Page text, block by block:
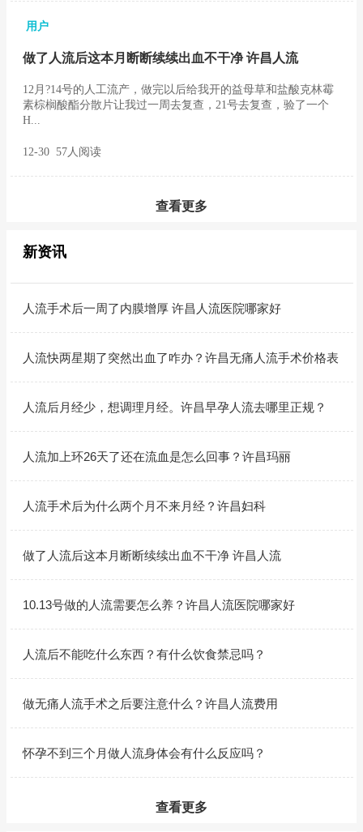
用户
做了人流后这本月断断续续出血不干净 许昌人流
12月?14号的人工流产，做完以后给我开的益母草和盐酸克林霉
素棕榈酸酯分散片让我过一周去复查，21号去复查，验了一个
H...
12-30 57人阅读
查看更多
新资讯
人流手术后一周了内膜增厚 许昌人流医院哪家好
人流快两星期了突然出血了咋办？许昌无痛人流手术价格表
人流后月经少，想调理月经。许昌早孕人流去哪里正规？
人流加上环26天了还在流血是怎么回事？许昌玛丽
人流手术后为什么两个月不来月经？许昌妇科
做了人流后这本月断断续续出血不干净 许昌人流
10.13号做的人流需要怎么养？许昌人流医院哪家好
人流后不能吃什么东西？有什么饮食禁忌吗？
做无痛人流手术之后要注意什么？许昌人流费用
怀孕不到三个月做人流身体会有什么反应吗？
查看更多